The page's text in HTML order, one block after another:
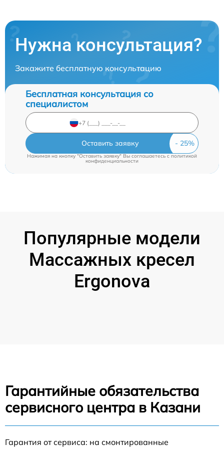
Нужна консультация?
Закажите бесплатную консультацию
Бесплатная консультация со
специалистом
Оставить заявку
Нажимая на кнопку "Оставить заявку" Вы соглашаетесь cполитикой
конфиденциальности
Популярные модели
Массажных кресел
Ergonova
Гарантийные обязательства
сервисного центра в Казани
Гарантия от сервиса: на смонтированные